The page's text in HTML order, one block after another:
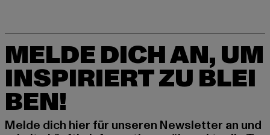
MELDE DICH AN, UM
INSPIRIERT ZU BLEI
BEN!
Melde dich hier für unseren Newsletter an und